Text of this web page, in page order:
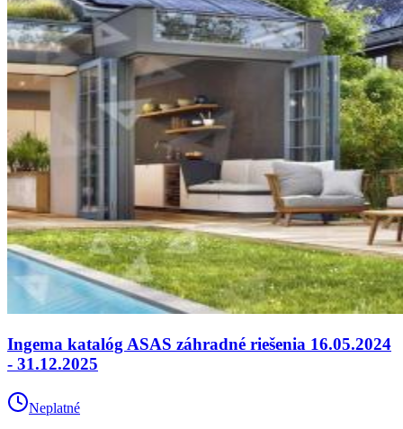
Ingema katalóg ASAS záhradné riešenia 16.05.2024
- 31.12.2025
Neplatné